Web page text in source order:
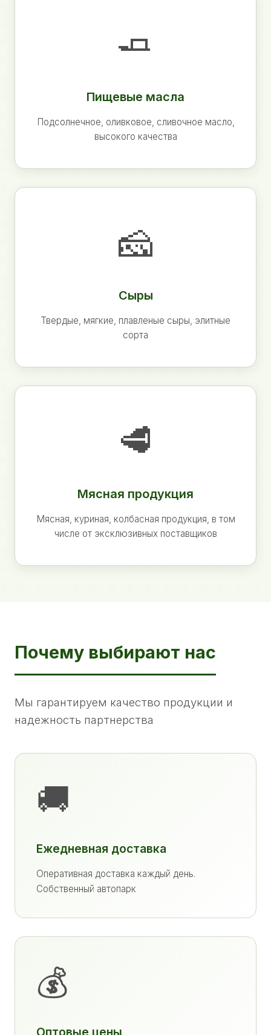
🧈
Пищевые масла
Подсолнечное, оливковое, сливочное масло,
высокого качества
🧀
Сыры
Твердые, мягкие, плавленые сыры, элитные
сорта
🥩
Мясная продукция
Мясная, куриная, колбасная продукция, в том
числе от эксклюзивных поставщиков
Почему выбирают нас
Мы гарантируем качество продукции и
надежность партнерства
🚚
Ежедневная доставка
Оперативная доставка каждый день.
Собственный автопарк
💰
Оптовые цены